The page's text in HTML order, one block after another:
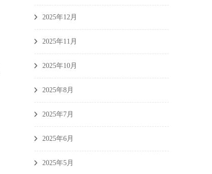
2025年12月
2025年11月
2025年10月
2025年8月
2025年7月
2025年6月
2025年5月